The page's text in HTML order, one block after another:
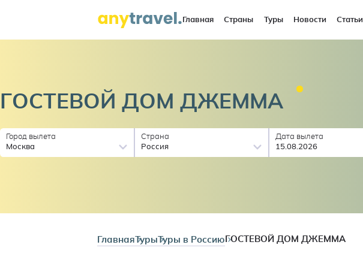
Главная Страны Туры Новости Статьи
ГОСТЕВОЙ ДОМ ДЖЕММА
Город вылета
Москва
Страна
Россия
Дата вылета
15.08.2026
ГлавнаяТурыТуры в Россию ГОСТЕВОЙ ДОМ ДЖЕММА